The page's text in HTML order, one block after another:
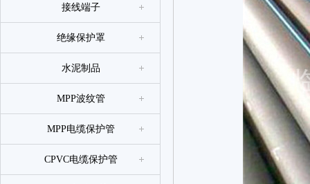
接线端子
绝缘保护罩
水泥制品
MPP波纹管
MPP电缆保护管
CPVC电缆保护管